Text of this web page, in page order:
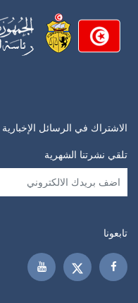
الاشتراك في الرسائل الإخبارية
تلقي نشرتنا الشهرية
تابعونا